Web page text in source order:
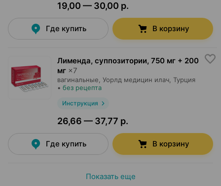
19,00 — 30,00 р.
Где купить В корзину
Лименда, суппозитории, 750 мг + 200
мг ×7
вагинальные, Уорлд медицин илач , Турция
• без рецепта
Инструкция
26,66 — 37,77 р.
Где купить В корзину
Показать еще